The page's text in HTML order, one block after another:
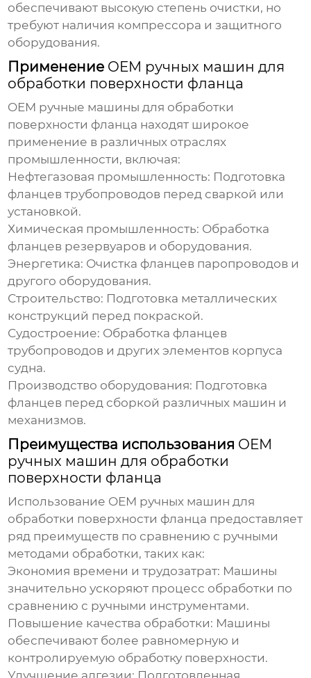
обеспечивают высокую степень очистки, но
требуют наличия компрессора и защитного
оборудования.
Применение OEM ручных машин для
обработки поверхности фланца
OEM ручные машины для обработки
поверхности фланца находят широкое
применение в различных отраслях
промышленности, включая:
Нефтегазовая промышленность: Подготовка
фланцев трубопроводов перед сваркой или
установкой.
Химическая промышленность: Обработка
фланцев резервуаров и оборудования.
Энергетика: Очистка фланцев паропроводов и
другого оборудования.
Строительство: Подготовка металлических
конструкций перед покраской.
Судостроение: Обработка фланцев
трубопроводов и других элементов корпуса
судна.
Производство оборудования: Подготовка
фланцев перед сборкой различных машин и
механизмов.
Преимущества использования OEM
ручных машин для обработки
поверхности фланца
Использование OEM ручных машин для
обработки поверхности фланца предоставляет
ряд преимуществ по сравнению с ручными
методами обработки, таких как:
Экономия времени и трудозатрат: Машины
значительно ускоряют процесс обработки по
сравнению с ручными инструментами.
Повышение качества обработки: Машины
обеспечивают более равномерную и
контролируемую обработку поверхности.